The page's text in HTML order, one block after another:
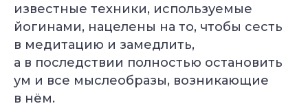
известные техники, используемые
йогинами, нацелены на то, чтобы сесть
в медитацию и замедлить,
а в последствии полностью остановить
ум и все мыслеобразы, возникающие
в нём.